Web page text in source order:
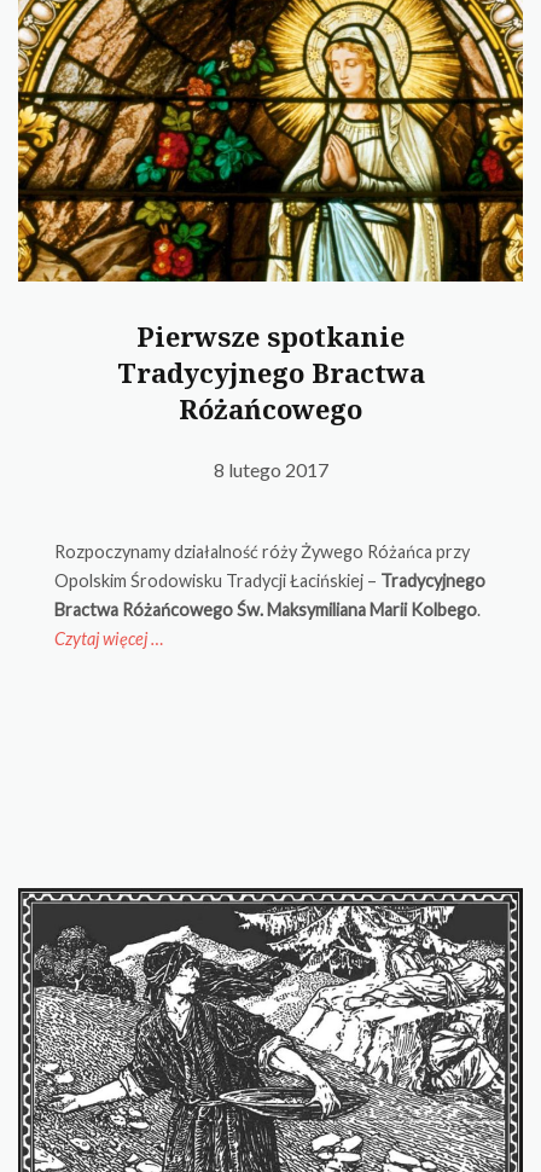
BRACTWO RÓŻAŃCOWE
OPOLSKIE FORUM TOMISTYCZNE
Pierwsze spotkanie
Tradycyjnego Bractwa
Różańcowego
8 lutego 2017
Rozpoczynamy działalność róży Żywego Różańca przy
Opolskim Środowisku Tradycji Łacińskiej – Tradycyjnego
Bractwa Różańcowego Św. Maksymiliana Marii Kolbego.
Czytaj więcej“Pierwsze
…